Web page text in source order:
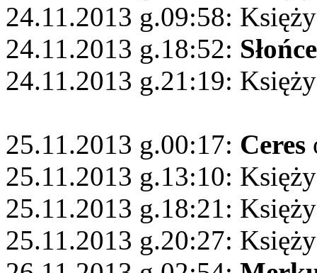
24.11.2013 g.09:58:
24.11.2013 g.18:52: Słońce
24.11.2013 g.21:19:
25.11.2013 g.00:17: Ceres
25.11.2013 g.13:10:
25.11.2013 g.18:21:
25.11.2013 g.20:27: